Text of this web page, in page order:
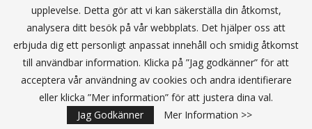
Luciafordonsparad och ”Hjullovet” –
två vinterupplevelser för hela familjen
upplevelse. Detta gör att vi kan säkerställa din åtkomst,
analysera ditt besök på vår webbplats. Det hjälper oss att
erbjuda dig ett personligt anpassat innehåll och smidig åtkomst
till användbar information. Klicka på ”Jag godkänner” för att
acceptera vår användning av cookies och andra identifierare
eller klicka ”Mer information” för att justera dina val.
Jag Godkänner
Mer Information >>